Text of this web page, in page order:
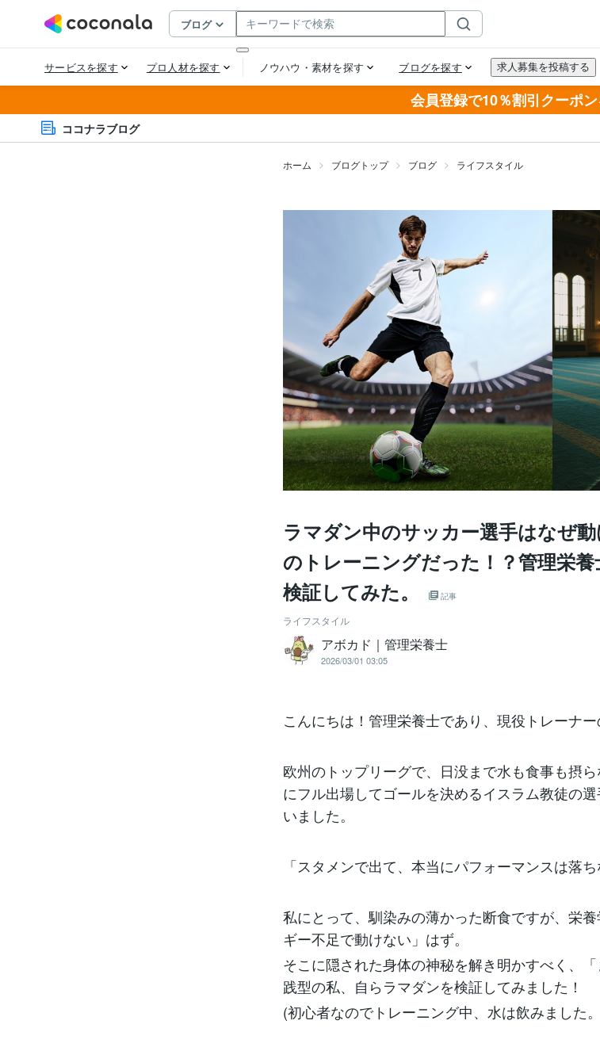
会員登録で10％割引クーポン
ココナラブログ
ホーム ブログトップ ブログ ライフスタイル
ラマダン中のサッカー選手はなぜ
のトレーニングだった！？管理栄
検証してみた。
記事
ライフスタイル
アボカド｜管理栄養士
2026/03/01 03:05
こんにちは！管理栄養士であり、現役トレーナー
欧州のトップリーグで、日没まで水も食事も摂
にフル出場してゴールを決めるイスラム教徒の
いました。
「スタメンで出て、本当にパフォーマンスは落ち
私にとって、馴染みの薄かった断食ですが、栄
ギー不足で動けない」はず。
そこに隠された身体の神秘を解き明かすべく、
践型の私、自らラマダンを検証してみました！
(初心者なのでトレーニング中、水は飲みました